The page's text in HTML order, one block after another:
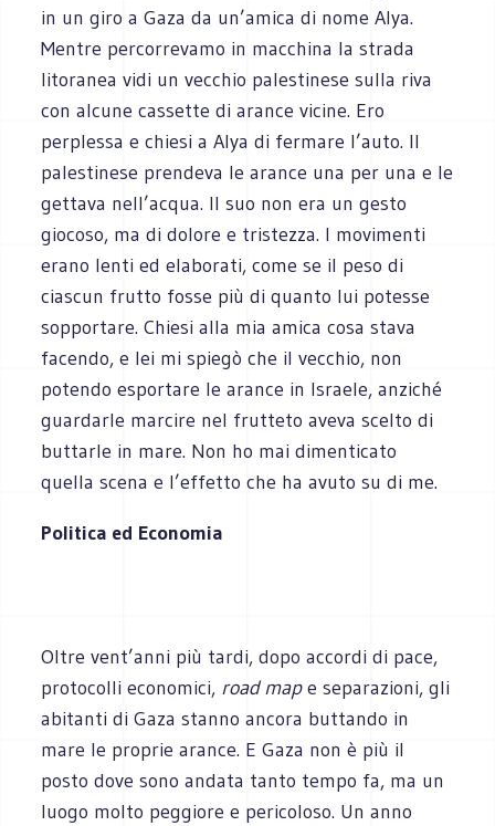
in un giro a Gaza da un’amica di nome Alya.
Mentre percorrevamo in macchina la strada
litoranea vidi un vecchio palestinese sulla riva
con alcune cassette di arance vicine. Ero
perplessa e chiesi a Alya di fermare l’auto. Il
palestinese prendeva le arance una per una e le
gettava nell’acqua. Il suo non era un gesto
giocoso, ma di dolore e tristezza. I movimenti
erano lenti ed elaborati, come se il peso di
ciascun frutto fosse più di quanto lui potesse
sopportare. Chiesi alla mia amica cosa stava
facendo, e lei mi spiegò che il vecchio, non
potendo esportare le arance in Israele, anziché
guardarle marcire nel frutteto aveva scelto di
buttarle in mare. Non ho mai dimenticato
quella scena e l’effetto che ha avuto su di me.
Politica ed Economia
Oltre vent’anni più tardi, dopo accordi di pace,
protocolli economici, road mape separazioni, gli
abitanti di Gaza stanno ancora buttando in
mare le proprie arance. E Gaza non è più il
posto dove sono andata tanto tempo fa, ma un
luogo molto peggiore e pericoloso. Un anno